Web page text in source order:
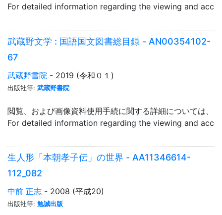
For detailed information regarding the viewing and
武蔵野文学 : 国語国文図書総目録 - AN00354102-
67
武蔵野書院 - 2019 (令和０１)
出版社等: 武蔵野書院
閲覧、および画像資料使用手続に関する詳細については、「
For detailed information regarding the viewing and
生人形「本朝孝子伝」の世界 - AA11346614-
112_082
中前 正志 - 2008 (平成20)
出版社等: 勉誠出版